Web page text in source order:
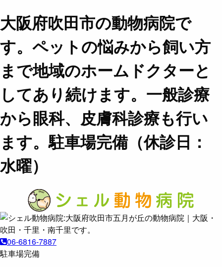
大阪府吹田市の動物病院で
す。ペットの悩みから飼い方
まで地域のホームドクターと
してあり続けます。一般診療
から眼科、皮膚科診療も行い
ます。駐車場完備（休診日：
水曜）
06-6816-7887
駐車場完備